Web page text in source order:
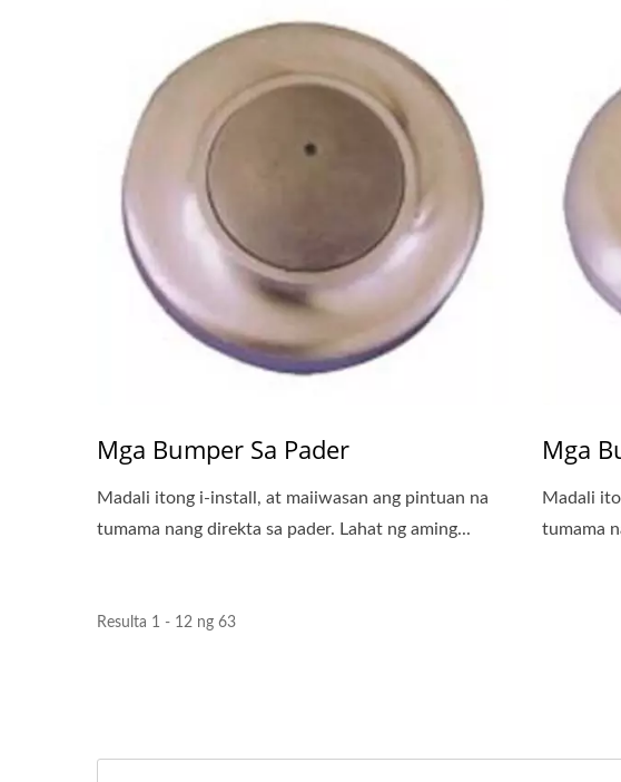
Mga Bumper Sa Pader
Madali itong i-install, at maiiwasan ang pintuan na
tumama nang direkta sa pader. Lahat ng aming...
Mga
Madali
tumama
Resulta 1 - 12 ng 63